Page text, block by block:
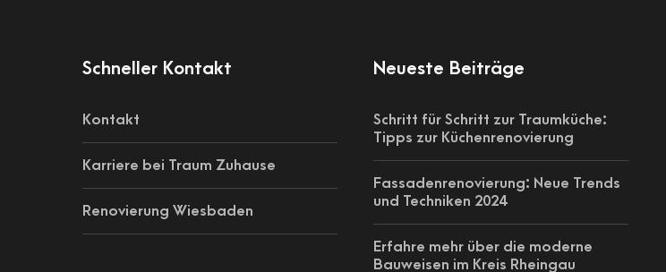
Schneller Kontakt
Kontakt
Karriere bei Traum Zuhause
Renovierung Wiesbaden
Neueste Beiträge
Schritt für Schritt zur Traumküche:
Tipps zur Küchenrenovierung
Fassadenrenovierung: Neue Trends
und Techniken 2024
Erfahre mehr über die moderne
Bauweisen im Kreis Rheingau